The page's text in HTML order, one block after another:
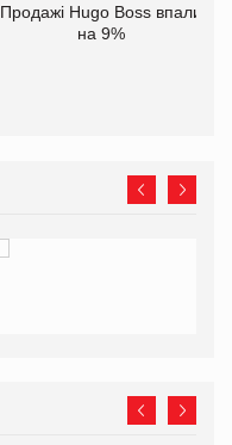
Продажі Hugo Boss впали
на 9%